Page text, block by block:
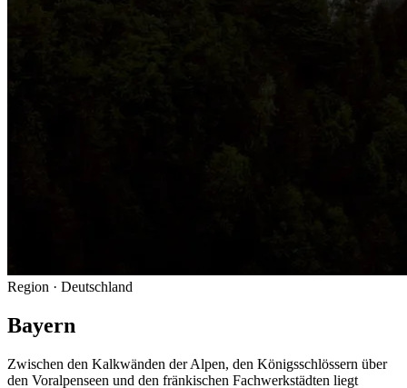
Region · Deutschland
Bayern
Zwischen den Kalkwänden der Alpen, den Königsschlössern über
den Voralpenseen und den fränkischen Fachwerkstädten liegt